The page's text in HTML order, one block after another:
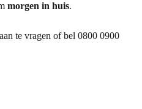
morgen in huis.
te vragen of bel 0800 0900